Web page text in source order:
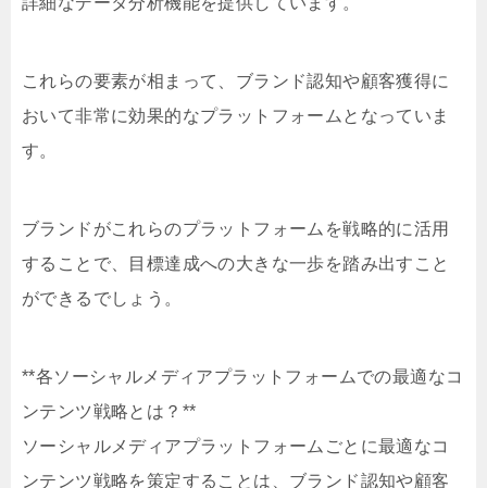
これらの要素が相まって、ブランド認知や顧客獲得に
おいて非常に効果的なプラットフォームとなっていま
す。
ブランドがこれらのプラットフォームを戦略的に活用
することで、目標達成への大きな一歩を踏み出すこと
ができるでしょう。
**各ソーシャルメディアプラットフォームでの最適なコ
ンテンツ戦略とは？**
ソーシャルメディアプラットフォームごとに最適なコ
ンテンツ戦略を策定することは、ブランド認知や顧客